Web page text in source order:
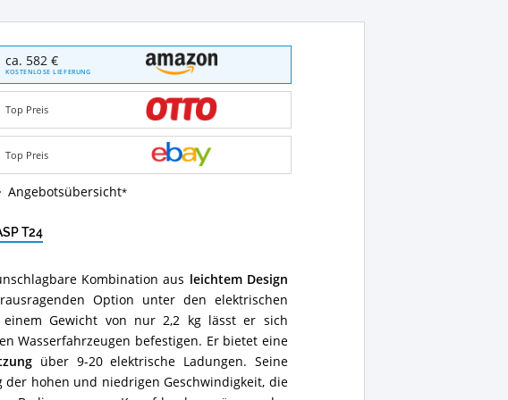
ca. 582 €
KOSTENLOSE LIEFERUNG
Top Preis
Top Preis
Angebotsübersicht
T24
Kombination aus leichtem Design
Option unter den elektrischen
Gewicht von nur 2,2 kg lässt er sich
Wasserfahrzeugen befestigen. Er bietet eine
über 9-20 elektrische Ladungen. Seine
der hohen und niedrigen Geschwindigkeit, die